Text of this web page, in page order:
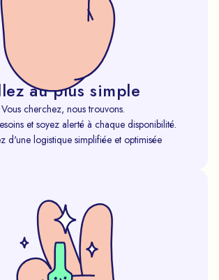
au plus simple
Vous cherchez, nous trouvons.
et soyez alerté à chaque disponibilité.
d'une logistique simplifiée et optimisée